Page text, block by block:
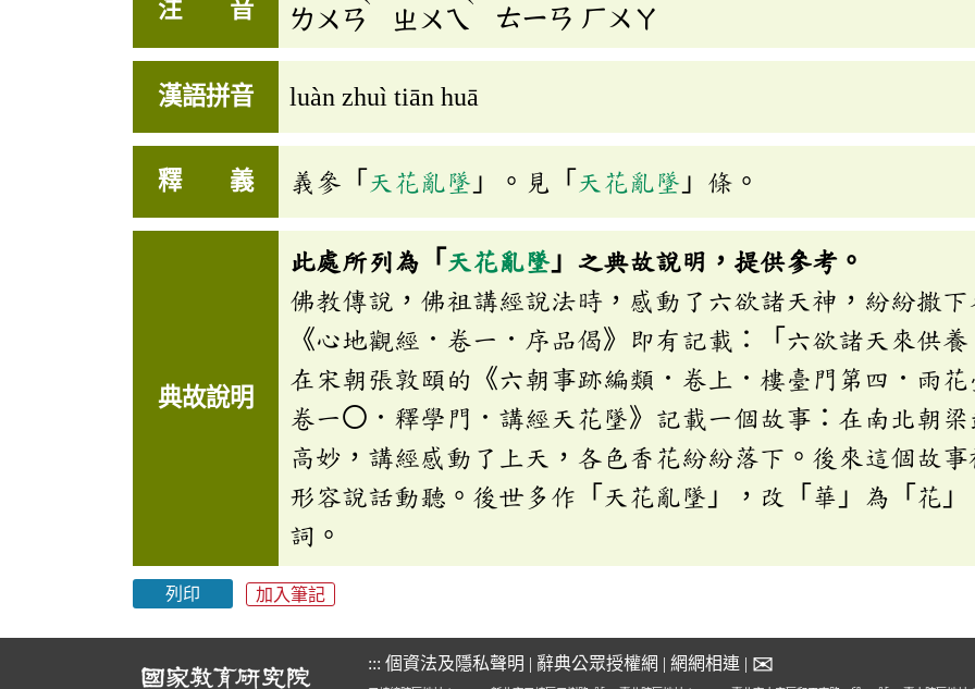
注 音 ㄌㄨㄢ ㄓㄨㄟ ㄊㄧㄢ ㄏㄨㄚ
漢語拼音 luàn zhuì tiān huā
釋 義 義參「 天花亂墜 」。見「 天花亂墜 」條。
典故說明
此處所列為「 天花亂墜 」之典故說明，提供參考。
佛教傳說，佛祖講經說法時，感動了六欲諸天神，紛紛撒
《心地觀經．卷一．序品偈》即有記載：「六欲諸天來供
在宋朝張敦頤的《六朝事跡編類．卷上．樓臺門第四．雨花
卷一〇．釋學門．講經天花墜》記載一個故事：在南北朝
高妙，講經感動了上天，各色香花紛紛落下。後來這個故
形容說話動聽。後世多作「天花亂墜」，改「華」為「花
詞。
列印 加入筆記
::: 個資法及隱私聲明 | 辭典公眾授權網 | 網網相連 | ✉